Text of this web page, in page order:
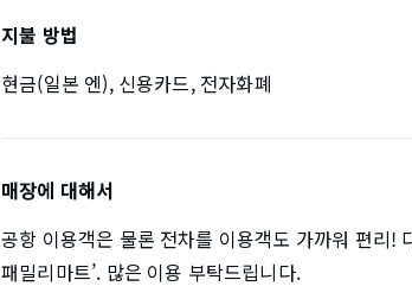
지불 방법
현금(일본 엔), 신용카드, 전자화폐
매장에 대해서
공항 이용객은 물론 전차를 이용객도 가까워 편리!
패밀리마트’. 많은 이용 부탁드립니다.